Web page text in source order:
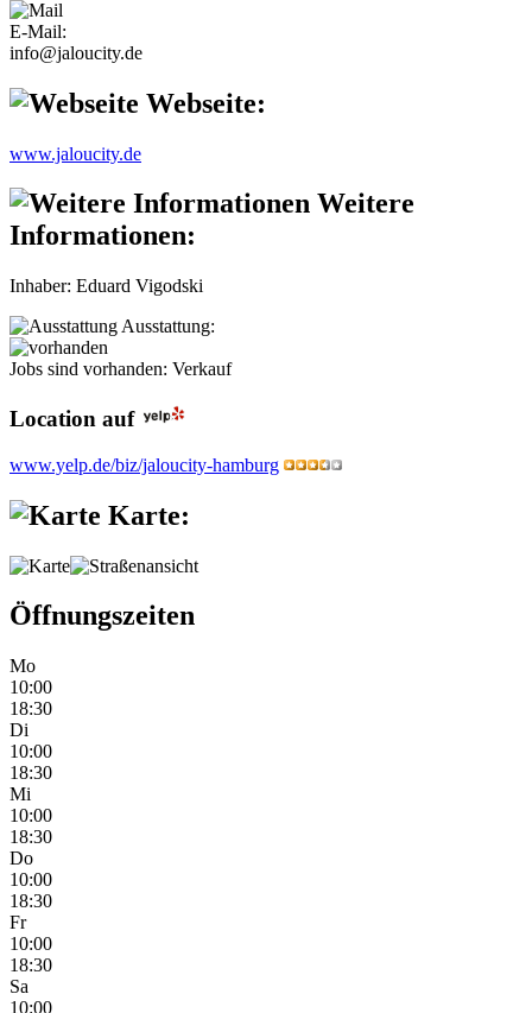
E-Mail:
info@jaloucity.de
Webseite:
www.jaloucity.de
Weitere
Informationen:
Inhaber: Eduard Vigodski
Ausstattung:
Jobs sind vorhanden: Verkauf
Location auf
www.yelp.de/biz/jaloucity-hamburg
Karte:
Öffnungszeiten
Mo
10:00
18:30
Di
10:00
18:30
Mi
10:00
18:30
Do
10:00
18:30
Fr
10:00
18:30
Sa
10:00